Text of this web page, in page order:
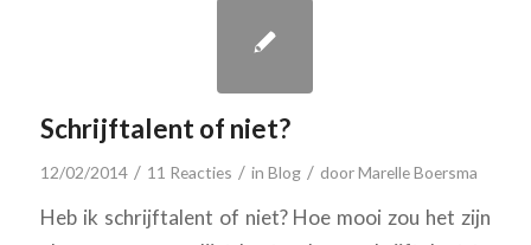
Schrijftalent of niet?
12/02/2014 / 11 Reacties / in Blog / doorMarelle Boersma
Heb ik schrijftalent of niet? Hoe mooi zou het zijn